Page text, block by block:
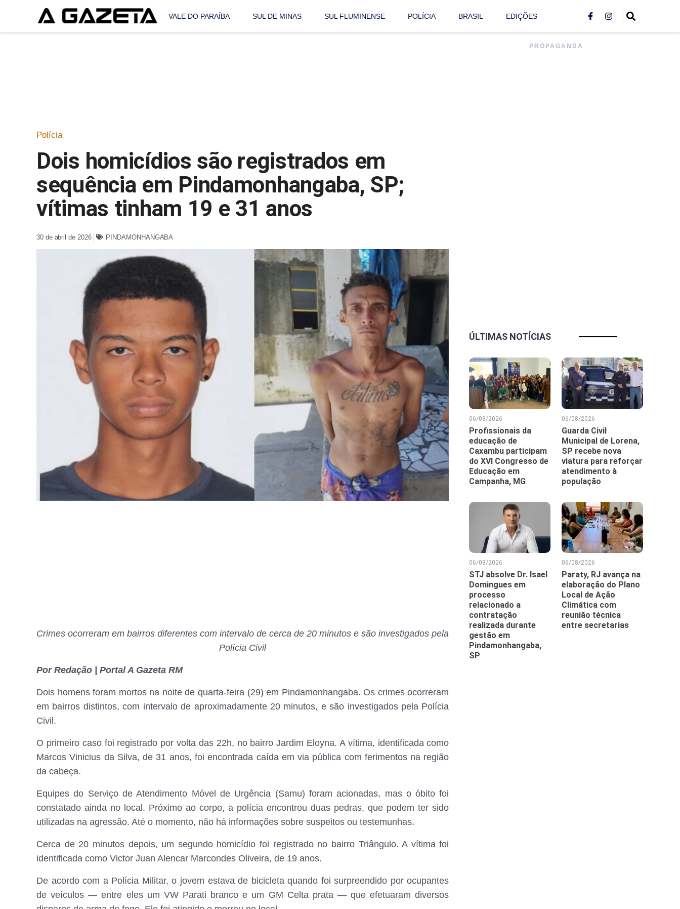
VALE DO PARAÍBA SUL DE MINAS SUL FLUMINENSE POLÍCIA BRASIL EDIÇÕES
Polícia
Dois homicídios são registrados em
sequência em Pindamonhangaba, SP;
vítimas tinham 19 e 31 anos
30 de abril de 2026 PINDAMONHANGABA
Crimes ocorreram em bairros diferentes com intervalo de cerca de 20 minutos e são investigados pela
Polícia Civil
Por Redação | Portal A Gazeta RM
Dois homens foram mortos na noite de quarta-feira (29) em Pindamonhangaba. Os crimes ocorreram
em bairros distintos, com intervalo de aproximadamente 20 minutos, e são investigados pela Polícia
Civil.
O primeiro caso foi registrado por volta das 22h, no bairro Jardim Eloyna. A vítima, identificada como
Marcos Vinicius da Silva, de 31 anos, foi encontrada caída em via pública com ferimentos na região
da cabeça.
Equipes do Serviço de Atendimento Móvel de Urgência (Samu) foram acionadas, mas o óbito foi
constatado ainda no local. Próximo ao corpo, a polícia encontrou duas pedras, que podem ter sido
utilizadas na agressão. Até o momento, não há informações sobre suspeitos ou testemunhas.
Cerca de 20 minutos depois, um segundo homicídio foi registrado no bairro Triângulo. A vítima foi
identificada como Victor Juan Alencar Marcondes Oliveira, de 19 anos.
De acordo com a Polícia Militar, o jovem estava de bicicleta quando foi surpreendido por ocupantes
de veículos — entre eles um VW Parati branco e um GM Celta prata — que efetuaram diversos
PROPAGANDA
ÚLTIMAS NOTÍCIAS
06/08/2026
Profissionais da
educação de
Caxambu participam
do XVI Congresso de
Educação em
Campanha, MG
06/08/2026
Guarda Civil
Municipal de Lorena,
SP recebe nova
viatura para reforçar
atendimento à
população
06/08/2026
STJ absolve Dr. Isael
Domingues em
processo
relacionado a
contratação
realizada durante
gestão em
Pindamonhangaba,
SP
06/08/2026
Paraty, RJ avança na
elaboração do Plano
Local de Ação
Climática com
reunião técnica
entre secretarias